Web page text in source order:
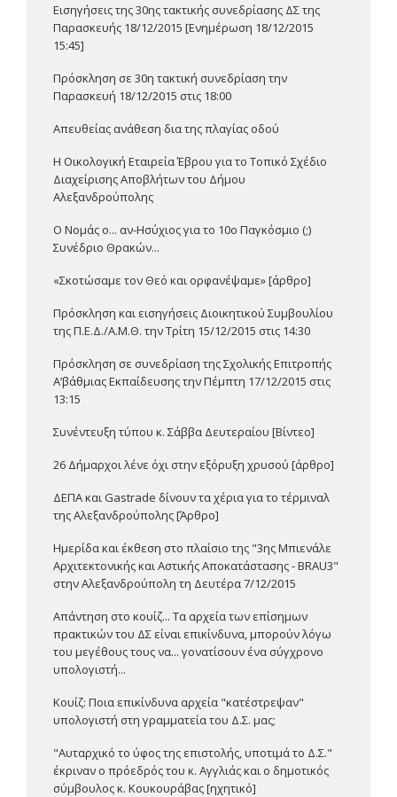
Εισηγήσεις της 30ης τακτικής συνεδρίασης ΔΣ της
Παρασκευής 18/12/2015 [Ενημέρωση 18/12/2015
15:45]
Πρόσκληση σε 30η τακτική συνεδρίαση την
Παρασκευή 18/12/2015 στις 18:00
Απευθείας ανάθεση δια της πλαγίας οδού
Η Οικολογική Εταιρεία Έβρου για το Τοπικό Σχέδιο
Διαχείρισης Αποβλήτων του Δήμου
Αλεξανδρούπολης
Ο Νομάς ο... αν-Ησύχιος για το 10ο Παγκόσμιο (;)
Συνέδριο Θρακών...
«Σκοτώσαμε τον Θεό και ορφανέψαμε» [άρθρο]
Πρόσκληση και εισηγήσεις Διοικητικού Συμβουλίου
της Π.Ε.Δ./Α.Μ.Θ. την Τρίτη 15/12/2015 στις 14:30
Πρόσκληση σε συνεδρίαση της Σχολικής Επιτροπής
Α’βάθμιας Εκπαίδευσης την Πέμπτη 17/12/2015 στις
13:15
Συνέντευξη τύπου κ. Σάββα Δευτεραίου [Βίντεο]
26 Δήμαρχοι λένε όχι στην εξόρυξη χρυσού [άρθρο]
ΔΕΠΑ και Gastrade δίνουν τα χέρια για το τέρμιναλ
της Αλεξανδρούπολης [Άρθρο]
Ημερίδα και έκθεση στο πλαίσιο της "3ης Μπιενάλε
Αρχιτεκτονικής και Αστικής Αποκατάστασης - BRAU3"
στην Αλεξανδρούπολη τη Δευτέρα 7/12/2015
Απάντηση στο κουίζ... Τα αρχεία των επίσημων
πρακτικών του ΔΣ είναι επικίνδυνα, μπορούν λόγω
του μεγέθους τους να... γονατίσουν ένα σύγχρονο
υπολογιστή...
Κουίζ: Ποια επικίνδυνα αρχεία "κατέστρεψαν"
υπολογιστή στη γραμματεία του Δ.Σ. μας;
"Αυταρχικό το ύφος της επιστολής, υποτιμά το Δ.Σ."
έκριναν ο πρόεδρός του κ. Αγγλιάς και ο δημοτικός
σύμβουλος κ. Κουκουράβας [ηχητικό]